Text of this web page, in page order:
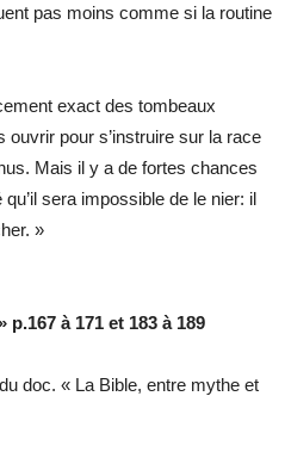
pas moins comme si la routine
exact des tombeaux
ouvrir pour s’instruire sur la race
Mais il y a de fortes chances
sera impossible de le nier: il
»
à 171 et 183 à 189
doc. « La Bible, entre mythe et